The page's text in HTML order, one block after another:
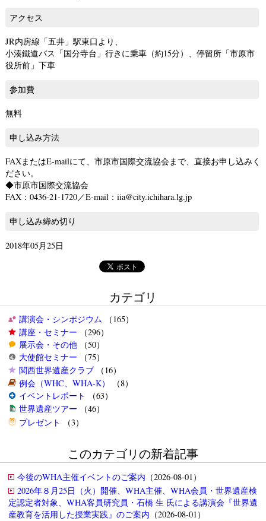
アクセス
JR内房線「五井」駅東口より、
小湊鐵道バス「国分寺台」行きに乗車（約15分）、停留所「市原市
役所前」下車
参加費
無料
申し込み方法
FAXまたはE-mailにて、市原市国際交流協会まで、直接お申し込みく
ださい。
◆市原市国際交流協会
FAX：0436-21-1720／E-mail：iia@city.ichihara.lg.jp
申し込み締め切り
2018年05月25日
カテゴリ
講演会・シンポジウム （165）
講座・セミナー （296）
展示会・その他（50）
大使館セミナー （75）
関西世界遺産クラブ（16）
例会（WHC、WHA-K）
（8）
イベントレポート
（63）
世界遺産ツアー （46）
プレゼント
（3）
このカテゴリの新着記事
今後のWHA主催イベントのご案内 （2026-08-01）
2026年８月25日（火）開催、WHA主催、WHA会員・世界遺産検
定認定者対象、WHA客員研究員・石橋 生 氏による講演会『世界遺
産教育を活用した授業実践』のご案内 （2026-08-01）